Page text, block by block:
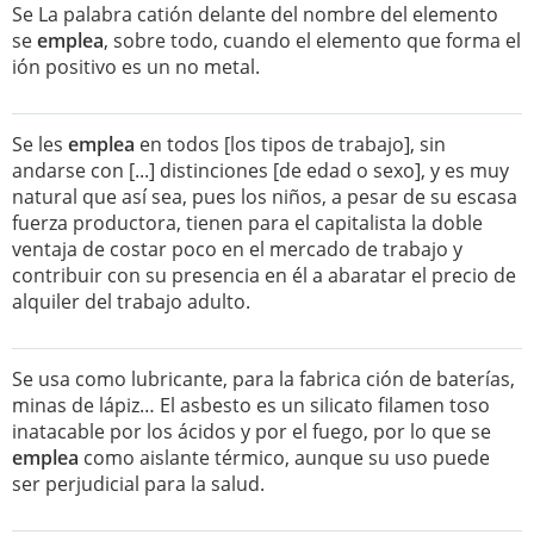
Se La palabra catión delante del nombre del elemento
seemplea, sobre todo, cuando el elemento que forma el
ión positivo es un no metal.
Se les emplea en todos [los tipos de trabajo], sin
andarse con [...] distinciones [de edad o sexo], y es muy
natural que así sea, pues los niños, a pesar de su escasa
fuerza productora, tienen para el capitalista la doble
ventaja de costar poco en el mercado de trabajo y
contribuir con su presencia en él a abaratar el precio de
alquiler del trabajo adulto.
Se usa como lubricante, para la fabrica ción de baterías,
minas de lápiz… El asbesto es un silicato filamen toso
inatacable por los ácidos y por el fuego, por lo que se
emplea como aislante térmico, aunque su uso puede
ser perjudicial para la salud.